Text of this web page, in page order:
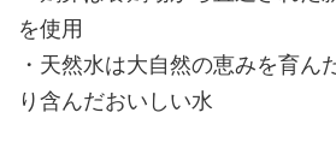
を使用
・天然水は大自然の恵みを育ん
り含んだおいしい水